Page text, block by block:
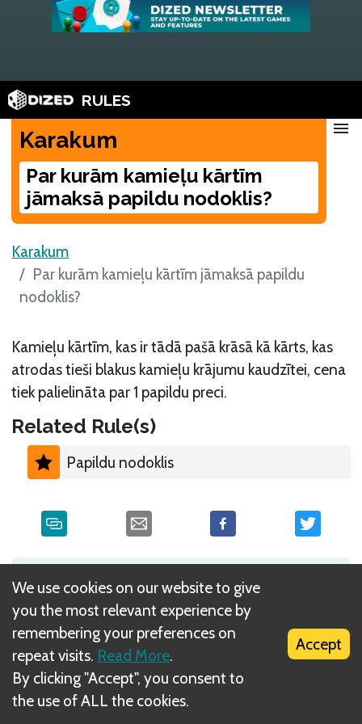
RULES
Karakum
Par kurām kamieļu kārtīm
jāmaksā papildu nodoklis?
menu
Karakum
Par kurām kamieļu kārtīm jāmaksā papildu
nodoklis?
Kamieļu kārtīm, kas ir tādā pašā krāsā kā kārts, kas
atrodas tieši blakus kamieļu krājumu kaudzītei, cena
tiek palielināta par 1 papildu preci.
Related Rule(s)
Papildu nodoklis
We use cookies on our website to give
you the most relevant experience by
remembering your preferences on
repeat visits. Read More.
By clicking "Accept", you consent to
the use of ALL the cookies.
Accept